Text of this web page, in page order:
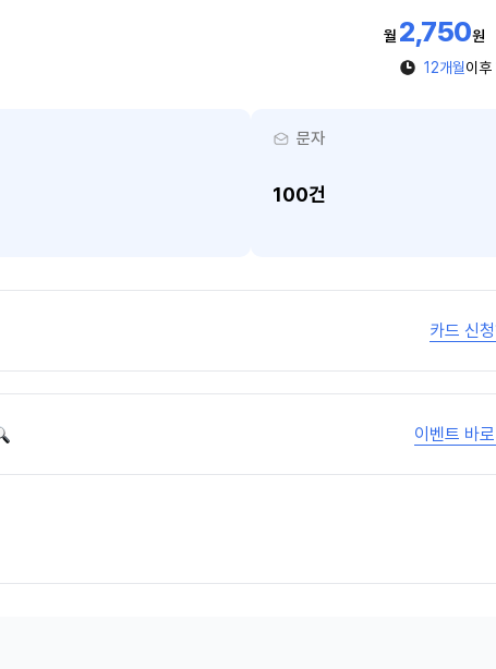
월 2,750원
12개월이후
문자
100건
카드 신청
이벤트 바로